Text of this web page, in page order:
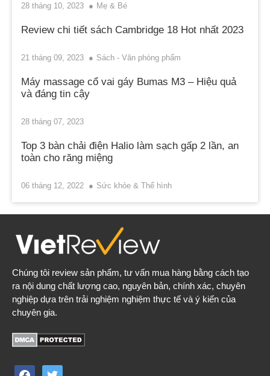
28 tháng 10, 2023 Mẹ & Bé
Review chi tiết sách Cambridge 18 Hot nhất 2023
21 tháng 09, 2023 Sách - Văn phòng phẩm
Máy massage cổ vai gáy Bumas M3 – Hiệu quả
và đáng tin cậy
28 tháng 07, 2023
Top 3 bàn chải điện Halio làm sạch gấp 2 lần, an
toàn cho răng miệng
06 tháng 12, 2022 Sức khỏe & Thể hình
Chúng tôi review sản phẩm, tư vấn mua hàng bằng cách tạo
ra nội dung chất lượng cao, nguyên bản, chính xác, chuyên
nghiệp dựa trên trải nghiệm nghiệm thực tế và ý kiến của
chuyên gia.
facebooktwitter